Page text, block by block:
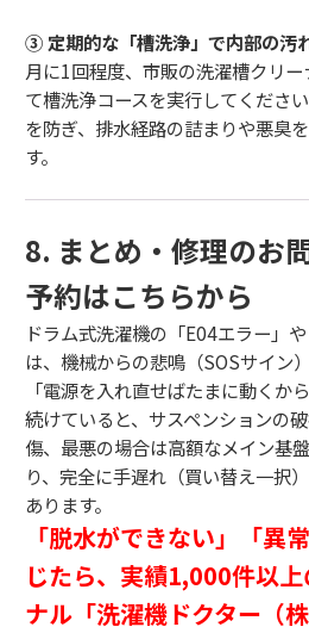
③ 定期的な「槽洗浄」で内部の汚
月に1回程度、市販の洗濯槽クリ
て槽洗浄コースを実行してくださ
を防ぎ、排水経路の詰まりや悪臭
す。
8. まとめ・修理のお
予約はこちらから
ドラム式洗濯機の「E04エラー」
は、機械からの悲鳴（SOSサイン）
「電源を入れ直せばたまに動く
続けていると、サスペンションの
傷、最悪の場合は高額なメイン基
り、完全に手遅れ（買い替え一択
あります。
「脱水ができない」「異
じたら、実績1,000件以
ナル「洗濯機ドクター（